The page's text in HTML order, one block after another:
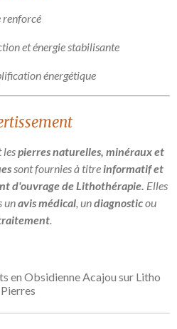
renforcé
et énergie stabilisante
énergétique
lespierres naturelles, minéraux et
sont fournies à titreinformatif et
d'ouvrage de Lithothérapie. Elles
unavis médical, undiagnosticou
.
en Obsidienne Acajou sur Litho
Pierres